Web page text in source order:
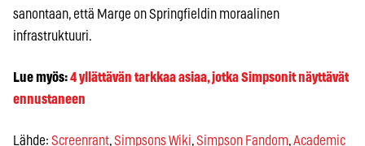
sanontaan, että Marge on Springfieldin moraalinen
infrastruktuuri.
Lue myös:4 yllättävän tarkkaa asiaa, jotka Simpsonit näyttävät
ennustaneen
Lähde: Screenrant,Simpsons Wiki,Simpson Fandom,Academic